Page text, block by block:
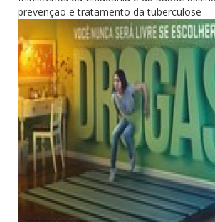
prevenção e tratamento da tuberculose